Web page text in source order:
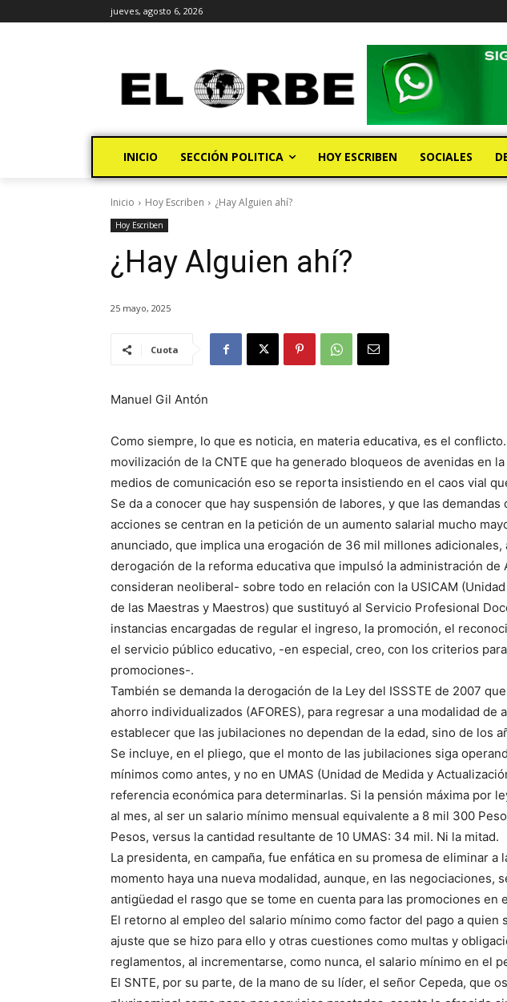
jueves, agosto 6, 2026
INICIO SECCIÓN POLITICA HOY ESCRIBEN SOCIALES
Inicio Hoy Escriben ¿Hay Alguien ahí?
Hoy Escriben
¿Hay Alguien ahí?
25 mayo, 2025
Cuota
Manuel Gil Antón
Como siempre, lo que es noticia, en materia educativa, es el
movilización de la CNTE que ha generado bloqueos de avenidas en
medios de comunicación eso se reporta insistiendo en el caos vial
Se da a conocer que hay suspensión de labores, y que las demandas
acciones se centran en la petición de un aumento salarial mucho
anunciado, que implica una erogación de 36 mil millones adicionales,
derogación de la reforma educativa que impulsó la administración de
consideran neoliberal- sobre todo en relación con la USICAM
de las Maestras y Maestros) que sustituyó al Servicio Profesional
instancias encargadas de regular el ingreso, la promoción, el
el servicio público educativo, -en especial, creo, con los criterios
promociones-.
También se demanda la derogación de la Ley del ISSSTE de 2007
ahorro individualizados (AFORES), para regresar a una modalidad de
establecer que las jubilaciones no dependan de la edad, sino de los
Se incluye, en el pliego, que el monto de las jubilaciones siga
mínimos como antes, y no en UMAS (Unidad de Medida y
referencia económica para determinarlas. Si la pensión máxima por
al mes, al ser un salario mínimo mensual equivalente a 8 mil 300
Pesos, versus la cantidad resultante de 10 UMAS: 34 mil. Ni la mitad.
La presidenta, en campaña, fue enfática en su promesa de eliminar a
momento haya una nueva modalidad, aunque, en las negociaciones,
antigüedad el rasgo que se tome en cuenta para las promociones en
El retorno al empleo del salario mínimo como factor del pago a quien
ajuste que se hizo para ello y otras cuestiones como multas y
reglamentos, al incrementarse, como nunca, el salario mínimo en el
El SNTE, por su parte, de la mano de su líder, el señor Cepeda, que